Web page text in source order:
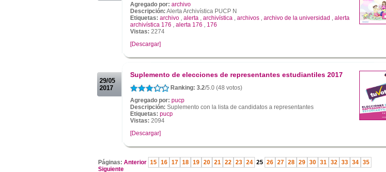
Agregado por: archivo
Descripción: Alerta Archivística PUCP N
Etiquetas: archivo , alerta , archivística , archivos , archivo de la universidad , alerta
archivística 176 , alerta 176 , 176
Vistas: 2274
[Descargar]
29/05
2017
Suplemento de elecciones de representantes estudiantiles 2017
Ranking: 3.2/5.0 (48 votos)
Agregado por: pucp
Descripción: Suplemento con la lista de candidatos a representantes
Etiquetas: pucp
Vistas: 2094
[Descargar]
Páginas: Anterior 15 16 17 18 19 20 21 22 23 24 25 26 27 28 29 30 31 32 33 34 35
Siguiente